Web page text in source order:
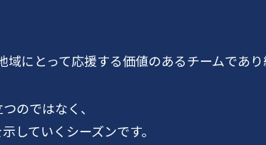
にとって応援する価値のあるチームであり
のではなく、
していくシーズンです。